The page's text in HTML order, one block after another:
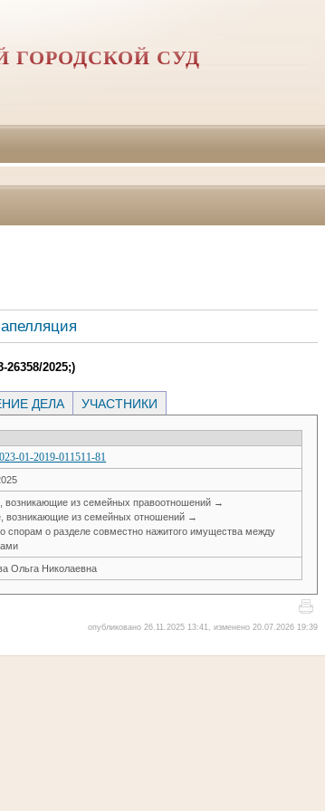
ГОРОДСКОЙ СУД
2025;)
ДЕЛА УЧАСТНИКИ
01-2019-011511-81
возникающие из семейных правоотношений →
возникающие из семейных отношений →
спорам о разделе совместно нажитого имущества между
Ольга Николаевна
опубликовано 26.11.2025 13:41, изменено 20.07.2026 19:39